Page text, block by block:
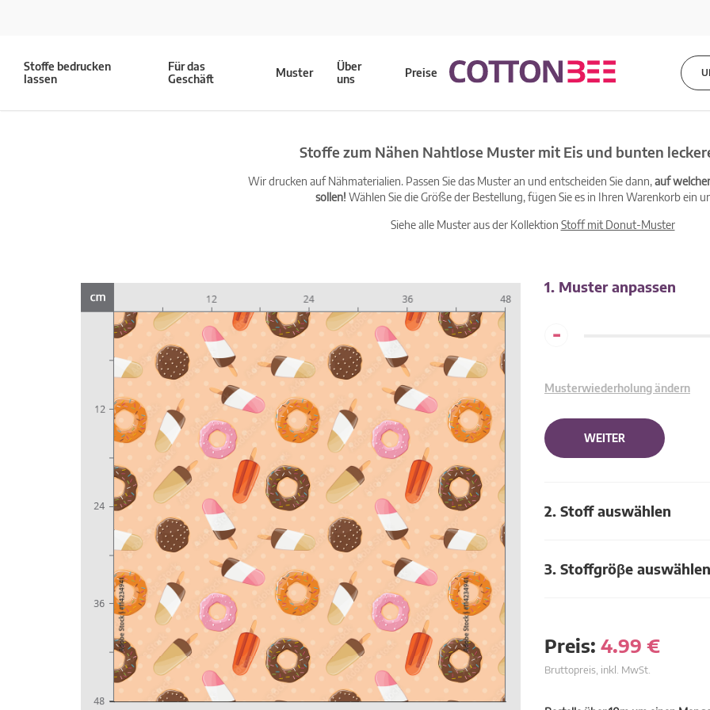
Stoffe bedrucken
lassen
Für das
Geschäft
Muster
Über
uns
Preise
Stoffe zum Nähen Nahtlose Muster mit Eis und bunten
Wir drucken auf Nähmaterialien. Passen Sie das Muster an und entscheiden Sie dann,auf
sollen! Wählen Sie die Größe der Bestellung, fügen Sie es in Ihren Warenkorb ein
Siehe alle Muster aus der Kollektion Stoff mit Donut-Muster
1. Muster anpassen
-
Musterwiederholung ändern
WEITER
2. Stoff auswählen
3. Stoffgröβe auswählen
Preis: 4.99 €
Bruttopreis, inkl. MwSt.